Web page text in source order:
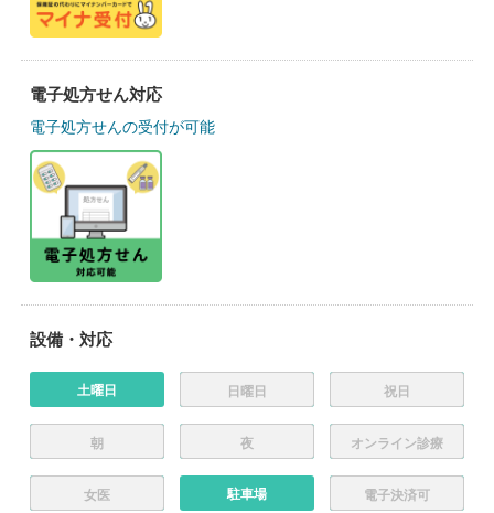
電子処方せん対応
電子処方せんの受付が可能
設備・対応
土曜日 日曜日 祝日
朝 夜 オンライン診療
女医 駐車場 電子決済可